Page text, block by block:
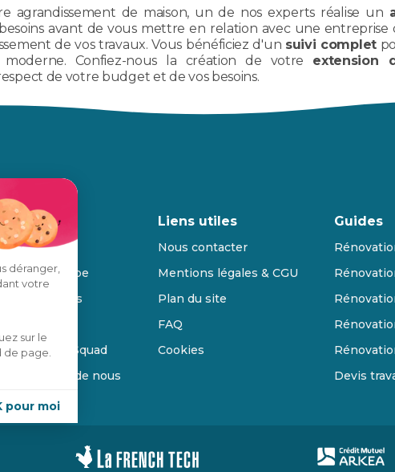
déranger,
votre
sur le
page.
pour moi
vos paramètres de confidentialité, en garantissant la
agrandissement de maison, un de nos experts réalise un
avant de vous mettre en relation avec une
de vos travaux. Vous bénéficiez d'un suivi complet
Confiez-nous la création de votre extension
de votre budget et de vos besoins.
À propos
Nos avis
Notre équipe
Nos régions
Blog de la Squad
Ils parlent de nous
Liens utiles
Nous contacter
Mentions légales & CGU
Plan du site
FAQ
Cookies
Guides
Devis